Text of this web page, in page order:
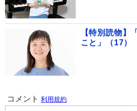
【特別読物】
こと」（17